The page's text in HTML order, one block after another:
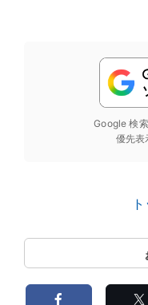
Google 検
優先表